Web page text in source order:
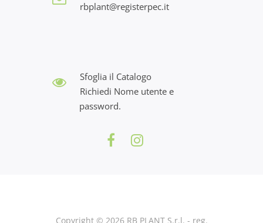
rbplant@registerpec.it
Sfoglia il Catalogo
Richiedi Nome utente e
password.
Copyright © 2026 RB PLANT S.r.l. - reg.